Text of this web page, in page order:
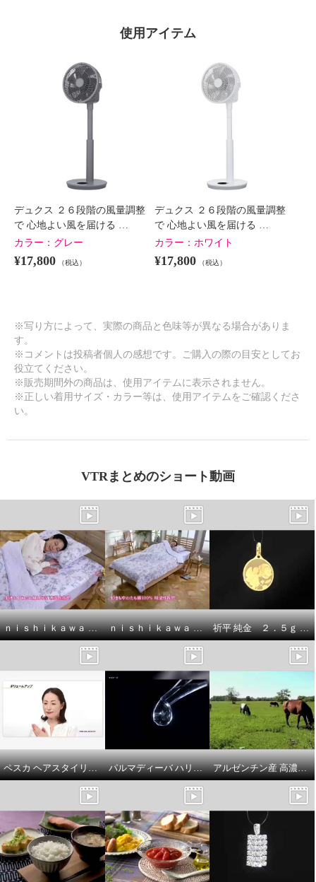
デュクス ２６段階の風量調整で
心地よい風を届ける ウィスパー
ソット リビングファン
グレー
デュクス ２６段階の風量調整で
心地よい風を届ける ウィスパー
ソット リビングファン
ホワイト
使用アイテム
デュクス ２６段階の風量調整
で 心地よい風を届ける …
カラー： グレー
¥17,800 （税込）
デュクス ２６段階の風量調整
で 心地よい風を届ける …
カラー： ホワイト
¥17,800 （税込）
※写り方によって、実際の商品と色味等が異なる場合がありま
す。
※コメントは投稿者個人の感想です。ご購入の際の目安としてお
役立てください。
※販売期間外の商品は、使用アイテムに表示されません。
※正しい着用サイズ・カラー等は、使用アイテムをご確認くださ
い。
VTRまとめのショート動画
ｎｉｓｈｉｋａｗａ オールコットン 抗菌 リバーシブル やわらか水洗い敷きパッド ＜シングル＞ ＜セミダブル＞ ＜ダブル＞ ｎｉｓｈｉｋａｗａ オールコットン 抗菌 リバーシブル やわらか水洗い キルトケット ＜シングル＞ 祈平 純金 ２．５ｇ ＰＡＭＰ社製 バラの妖精 リバーシブルコイン ペンダントトップ
ペスカ ヘアスタイリングにも スキンケアにも使える！ クリア スタイリング ジェル－ＥＸ ２本増量セット パルマディーバ ハリツヤ潤い 衝撃の集中ケア美容液！ Ｎｏ１１８ ２．６本分増量特別セット アルゼンチン産 高濃度馬プラセンタエキス １００％使用！ 美容ドリンク “馬プラセンタ１００００ ハクプレミアム” ３箱セット